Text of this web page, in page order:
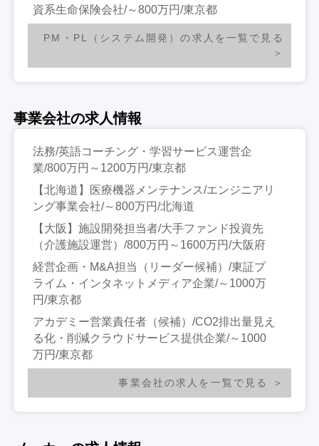
資系生命保険会社/～800万円/東京都
PM・PL（システム開発）の求人を一覧で見る
事業会社の求人情報
法務/英語コーチング・学習サービス運営企
業/800万円～1200万円/東京都
【北海道】医療機器メンテナンス/エンジニアリ
ング事業会社/～800万円/北海道
【大阪】施設開発担当者/大手ファンド投資先
（介護施設運営）/800万円～1600万円/大阪府
経営企画・M&A担当（リーダー候補）/東証プ
ライム・インタネットメディア企業/～1000万
円/東京都
アカデミー営業責任者（候補）/CO2排出量見え
る化・削減クラウドサービス提供企業/～1000
万円/東京都
事業会社の求人を一覧で見る